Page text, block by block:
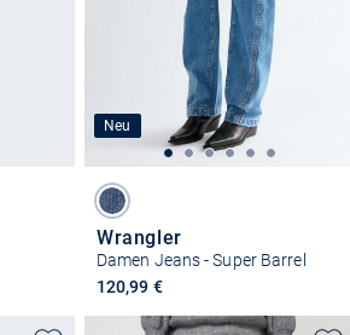
Neu
Wrangler
Damen Jeans - Super Barrel
120,99 €